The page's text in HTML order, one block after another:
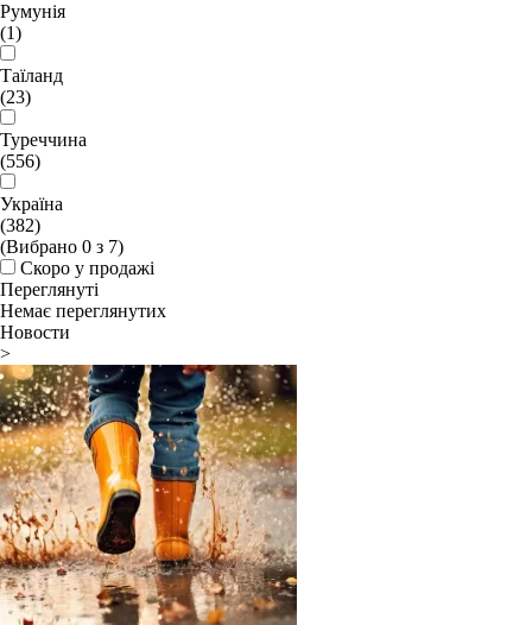
Румунія
(1)
Таїланд
(23)
Туреччина
(556)
Україна
(382)
(Вибрано 0 з 7)
Скоро у продажі
Переглянуті
Немає переглянутих
Новости
>